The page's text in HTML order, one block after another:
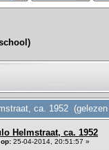
ca. 1952 (gelezen
Helmstraat, ca. 1952
25-04-2014, 20:51:57 »